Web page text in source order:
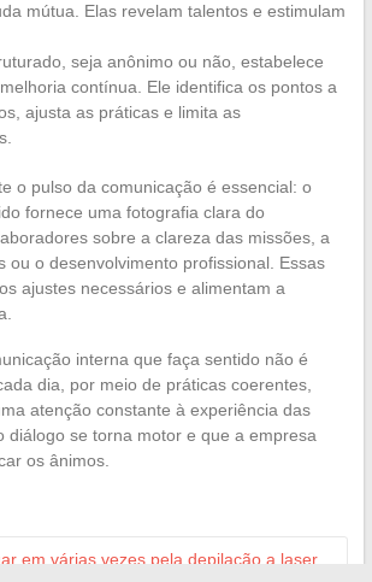
mútua. Elas revelam talentos e estimulam
seja anônimo ou não, estabelece
contínua. Ele identifica os pontos a
ajusta as práticas e limita as
o pulso da comunicação é essencial: o
fornece uma fotografia clara do
sobre a clareza das missões, a
ou o desenvolvimento profissional. Essas
ajustes necessários e alimentam a
interna que faça sentido não é
dia, por meio de práticas coerentes,
atenção constante à experiência das
diálogo se torna motor e que a empresa
os ânimos.
em várias vezes pela depilação a laser